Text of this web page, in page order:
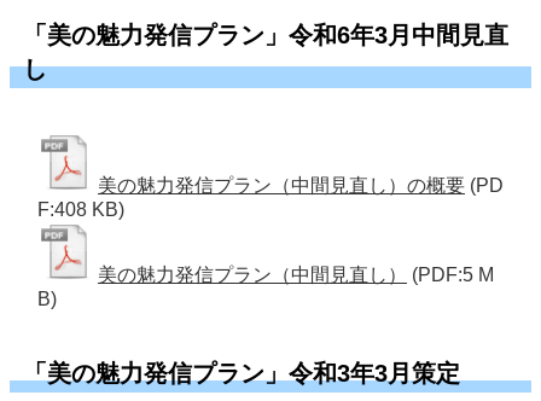
「美の魅力発信プラン」令和6年3月中間見直
し
美の魅力発信プラン（中間見直し）の概要 (PD
F:408 KB)
美の魅力発信プラン（中間見直し）
(PDF:5 M
B)
「美の魅力発信プラン」令和3年3月策定